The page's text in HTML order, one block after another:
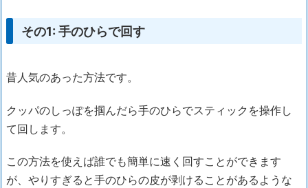
その1: 手のひらで回す
昔人気のあった方法です。
クッパのしっぽを掴んだら手のひらでスティックを操作し
て回します。
この方法を使えば誰でも簡単に速く回すことができます
が、やりすぎると手のひらの皮が剥けることがあるような